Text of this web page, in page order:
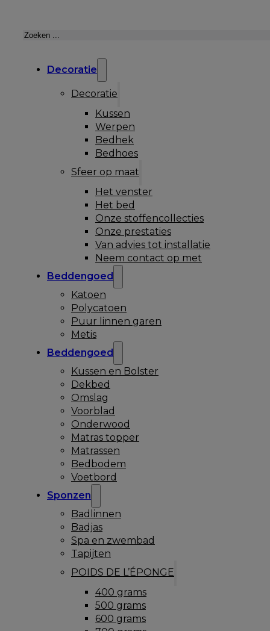
Zoeken
Decoratie
Decoratie
Kussen
Werpen
Bedhek
Bedhoes
Sfeer op maat
Het venster
Het bed
Onze stoffencollecties
Onze prestaties
Van advies tot installatie
Neem contact op met
Beddengoed
Katoen
Polycatoen
Puur linnen garen
Metis
Beddengoed
Kussen en Bolster
Dekbed
Omslag
Voorblad
Onderwood
Matras topper
Matrassen
Bedbodem
Voetbord
Sponzen
Badlinnen
Badjas
Spa en zwembad
Tapijten
POIDS DE L’ÉPONGE
400 grams
500 grams
600 grams